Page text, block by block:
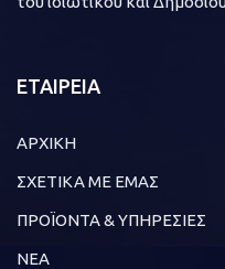
ΕΤΑΙΡΕΙΑ
ΑΡΧΙΚΗ
ΣΧΕΤΙΚΑ ΜΕ ΕΜΑΣ
ΠΡΟΪΟΝΤΑ & ΥΠΗΡΕΣΙΕΣ
ΝΕΑ